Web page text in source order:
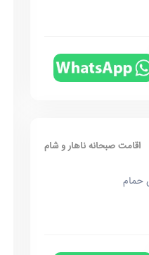
اقامت صبحانه ناهار و شام
حمام